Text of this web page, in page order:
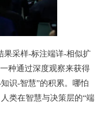
果采样-标注端详-相似扩
种通过深度观察来获得
识-智慧”的积累。哪怕
类在智慧与决策层的“端